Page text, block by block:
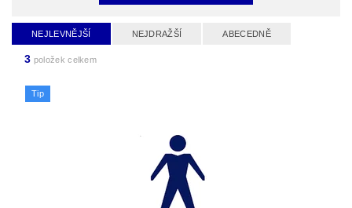
NEJLEVNĚJŠÍ NEJDRAŽŠÍ ABECEDNĚ
3 položek celkem
Tip